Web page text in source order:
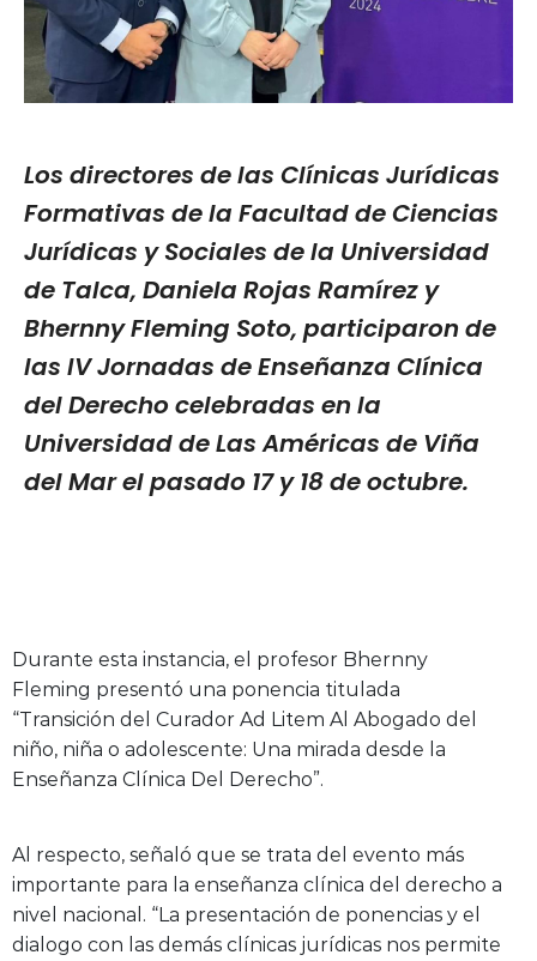
Los directores de las Clínicas Jurídicas
Formativas de la Facultad de Ciencias
Jurídicas y Sociales de la Universidad
de Talca, Daniela Rojas Ramírez y
Bhernny Fleming Soto, participaron de
las IV Jornadas de Enseñanza Clínica
del Derecho celebradas en la
Universidad de Las Américas de Viña
del Mar el pasado 17 y 18 de octubre.
Durante esta instancia, el profesor Bhernny
Fleming presentó una ponencia titulada
“Transición del Curador Ad Litem Al Abogado del
niño, niña o adolescente: Una mirada desde la
Enseñanza Clínica Del Derecho”.
Al respecto, señaló que se trata del evento más
importante para la enseñanza clínica del derecho a
nivel nacional. “La presentación de ponencias y el
dialogo con las demás clínicas jurídicas nos permite